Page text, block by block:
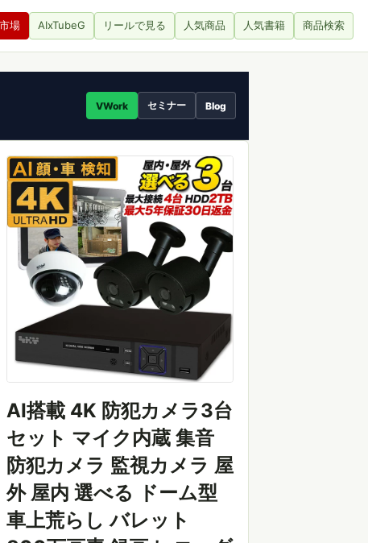
場 AIxTubeG リールで見る 人気商品 人気書籍 商品検索
VWork セミナー Blog
AI搭載 4K 防犯カメラ3台
セット マイク内蔵 集音
防犯カメラ 監視カメラ 屋
外 屋内 選べる ドーム型
車上荒らし バレット